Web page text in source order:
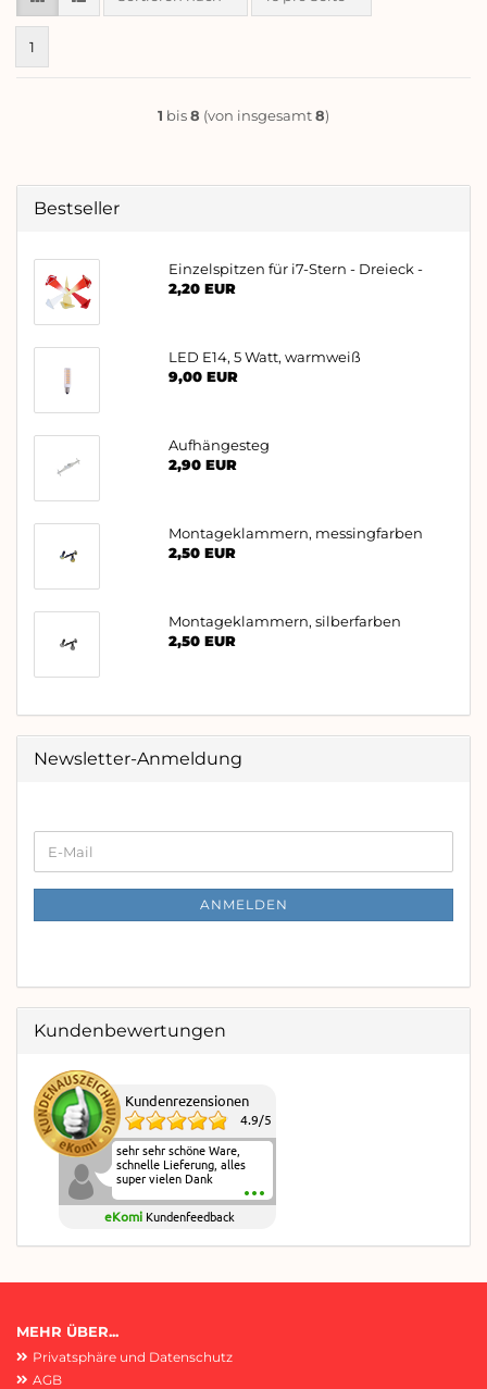
1
1 bis8 (von insgesamt8)
Bestseller
Einzelspitzen für i7-Stern - Dreieck -
2,20 EUR
LED E14, 5 Watt, warmweiß
9,00 EUR
Aufhängesteg
2,90 EUR
Montageklammern, messingfarben
2,50 EUR
Montageklammern, silberfarben
2,50 EUR
Newsletter-Anmeldung
ZUR
E-
Mail
ANMELDEN
Kundenbewertungen
Kundenrezensionen
4.9/5
sehr sehr schöne Ware,
schnelle Lieferung, alles
super vielen Dank
eKomi Kundenfeedback
MEHR ÜBER...
Privatsphäre und Datenschutz
AGB